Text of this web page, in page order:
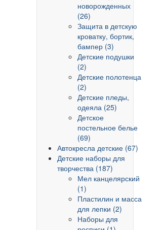
новорожденных
(26)
Защита в детскую
кроватку, бортик,
бампер (3)
Детские подушки
(2)
Детские полотенца
(2)
Детские пледы,
одеяла (25)
Детское
постельное белье
(69)
Автокресла детские (67)
Детские наборы для
творчества (187)
Мел канцелярский
(1)
Пластилин и масса
для лепки (2)
Наборы для